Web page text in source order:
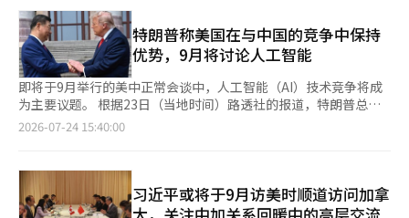
对朝鲜半岛政策立场的连续性和稳定性。”韩中两国元首在去年11
月的庆州首脑会谈和今年1月李在明总统的国宾访中确认了这一共
识。 朴发言人进一步表示：“朝鲜半岛无核化是国际社会通过多
项安理会决议确认的一贯目标，我们政府将坚定不移地坚持无核化
目标。”他还提到，政府希望通过包括王毅外长访韩在内的沟通加
强，持续推动中国在朝鲜半岛问题上的建设性角色。然而，对于是
否会达成联合声明，朴发言人没有给出明确答复。 关于朴发言人
提到的5月中美首脑会晤，双方的发布内容存在温差。美国总统特
无核化的共同目标，但中方并未使用这一表述。当时，中国外交部
发言人华春莹在被问及美国的声明时，仅表示中国在朝鲜半岛问题
上的立场和政策保持连续性。外交部当天的回应与习近平主席访朝
与卢拉总统举行了小范围和扩大会议。会议于上午11时08分开
始，持续约140分钟，直到下午1时28分，随后进行了谅解备忘录
签署仪式和联合新闻发布。在联合新闻发布会上，李在明总统首先
提到了两位领导人的生活经历，而非会谈成果。他表示：“总统的
左手指头缺失，正如我在童年时期在工厂工作时受伤一样。这并不
是做世界人民工作的障碍，而是让我思考我们有责任让更多人过上
更好的生活。”他接着说：“我和总统都不应忘记工人的身份，希
望我们能共同努力，让更多人过上更好的生活。希望韩国和巴西的
圣保罗访问卢拉总统曾作为工人活动的金属工会办公室。他表
示：“我将在那个地方再次思考总统的梦想，努力让每个人都能过
上更好的生活。”卢拉总统也评价两国领导人不仅是工人出身，还
特朗普称美国在与中国的竞争中保持
优势，9月将讨论人工智能
即将于9月举行的美中正常会谈中，人工智能（AI）技术竞争将成
为主要议题。 根据23日（当地时间）路透社的报道，特朗普总统
在华盛顿特区的一次活动中表示：“习近平国家主席预计将于9月
提及。中国外交部当时宣布，两国同意推动政府间关于AI的对话，
具体讨论内容并未公开。 特朗普总统声称，美国在AI竞争中领先于
中国。他表示：“在AI竞争中获胜的一方最终将成为赢家，我们希
2026-07-24 15:40:00
习近平或将于9月访美时顺道访问加拿
大，关注中加关系回暖中的高层交流